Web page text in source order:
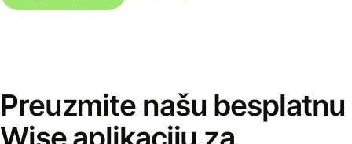
Preuzmite našu besplatnu